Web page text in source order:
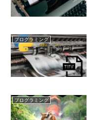
プログラミング
プログラミング